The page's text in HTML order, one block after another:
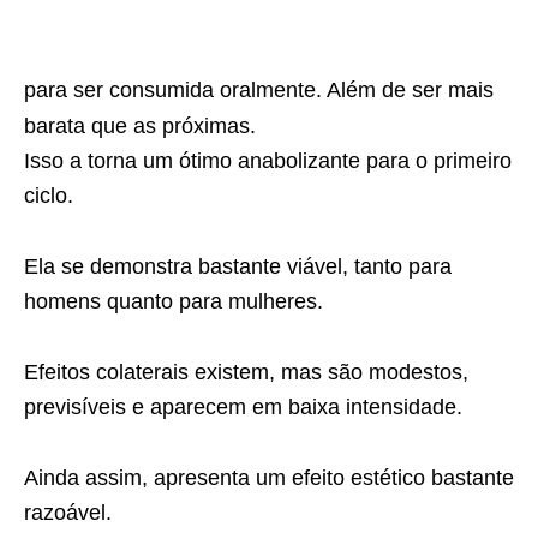
para ser consumida oralmente. Além de ser mais
barata que as próximas.
Isso a torna um ótimo anabolizante para o primeiro
ciclo.
Ela se demonstra bastante viável, tanto para
homens quanto para mulheres.
Efeitos colaterais existem, mas são modestos,
previsíveis e aparecem em baixa intensidade.
Ainda assim, apresenta um efeito estético bastante
razoável.